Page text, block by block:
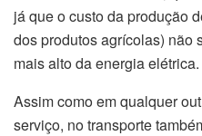
já que o custo da produção
dos produtos agrícolas) não
mais alto da energia elétrica.
Assim como em qualquer
serviço, no transporte